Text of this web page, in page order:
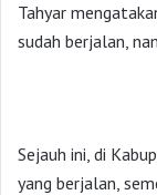
Tahyar
sudah berjalan,
Sejauh ini, di
yang berjalan,